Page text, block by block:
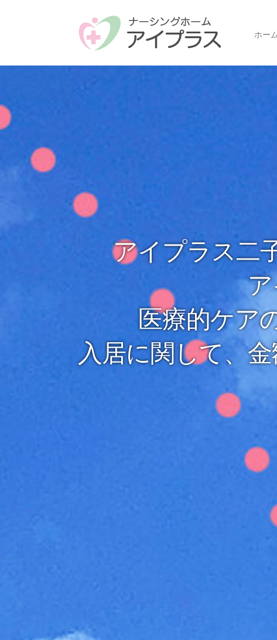
ホーム
アイプラス二
ア
医療的ケア
入居に関して、